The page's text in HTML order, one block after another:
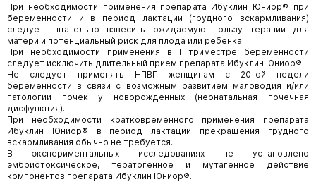
При необходимости применения препарата Ибуклин Юниор® при
беременности и в период лактации (грудного вскармливания)
следует тщательно взвесить ожидаемую пользу терапии для
матери и потенциальный риск для плода или ребенка.
При необходимости применения в I триместре беременности
следует исключить длительный прием препарата Ибуклин Юниор®.
Не следует применять НПВП женщинам с 20-ой недели
беременности в связи с возможным развитием маловодия и/или
патологии почек у новорожденных (неонатальная почечная
дисфункция).
При необходимости кратковременного применения препарата
Ибуклин Юниор® в период лактации прекращения грудного
вскармливания обычно не требуется.
В экспериментальных исследованиях не установлено
эмбриотоксическое, тератогенное и мутагенное действие
компонентов препарата Ибуклин Юниор®.